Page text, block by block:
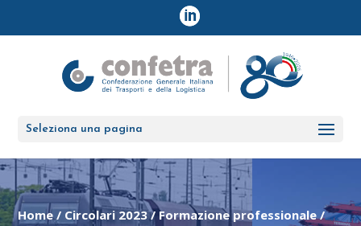
Seleziona una pagina
Home/ Circolari 2023/Formazione professionale/